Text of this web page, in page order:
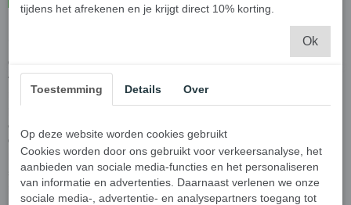
Gembird - 3DP Filament - PLA 1,75mm - Blauw - 1kg
Gembird PLA filament Blauw is een handige kleur om als basis
te gebruiken die je later nog over schilder of Air-brushed. En
natuurlijk is de kleur groen ideaal voor het printen van
planten. Bijvoorbeeld een Fire Flower uit Mario Bros. Print jou
eigen 3D ontwerpen die je op je computer hebt getekend uit.
Of download kant en klare 3D objecten om jou favoriete film
karakters/action figuren uit te printen. Van film props tot
sleutelhangers. Technische onderdelen of andere
probeersels, bedenk het en print het!
tijdens het afrekenen en je krijgt direct 10% korting.
Ok
Toestemming Details Over
Op deze website worden cookies gebruikt
Cookies worden door ons gebruikt voor verkeersanalyse, het
aanbieden van sociale media-functies en het personaliseren
van informatie en advertenties. Daarnaast verlenen we onze
sociale media-, advertentie- en analysepartners toegang tot